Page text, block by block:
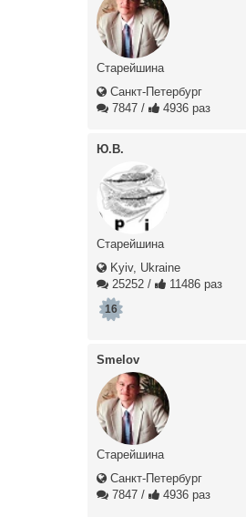
Старейшина
Санкт-Петербург
7847 / 4936 раз
Ю.В.
Старейшина
Kyiv, Ukraine
25252 / 11486 раз
16
Smelov
Старейшина
Санкт-Петербург
7847 / 4936 раз